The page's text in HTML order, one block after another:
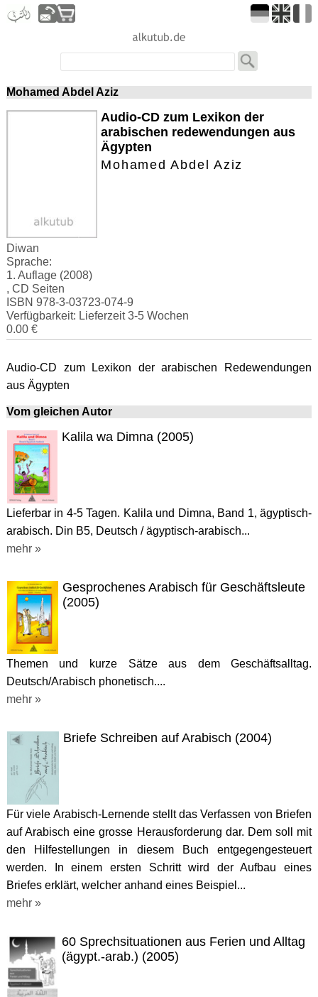
Mohamed Abdel Aziz
Audio-CD zum Lexikon der
arabischen redewendungen aus
Ägypten
Mohamed Abdel Aziz
Diwan
Sprache:
1. Auflage (2008)
, CD Seiten
ISBN 978-3-03723-074-9
Verfügbarkeit: Lieferzeit 3-5 Wochen
0.00 €
Audio-CD zum Lexikon der arabischen Redewendungen
aus Ägypten
Vom gleichen Autor
Kalila wa Dimna (2005)
Lieferbar in 4-5 Tagen. Kalila und Dimna, Band 1, ägyptisch-
arabisch. Din B5, Deutsch / ägyptisch-arabisch...
mehr »
Gesprochenes Arabisch für Geschäftsleute
(2005)
Themen und kurze Sätze aus dem Geschäftsalltag.
Deutsch/Arabisch phonetisch....
mehr »
Briefe Schreiben auf Arabisch (2004)
Für viele Arabisch-Lernende stellt das Verfassen von Briefen
auf Arabisch eine grosse Herausforderung dar. Dem soll mit
den Hilfestellungen in diesem Buch entgegengesteuert
werden. In einem ersten Schritt wird der Aufbau eines
Briefes erklärt, welcher anhand eines Beispiel...
mehr »
60 Sprechsituationen aus Ferien und Alltag
(ägypt.-arab.) (2005)